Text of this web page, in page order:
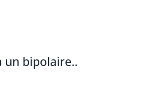
un bipolaire..